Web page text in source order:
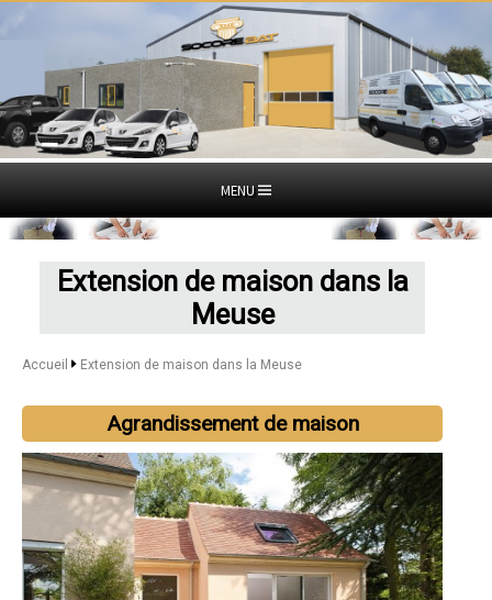
MENU
Extension de maison dans la
Meuse
Accueil Extension de maison dans la Meuse
Agrandissement de maison